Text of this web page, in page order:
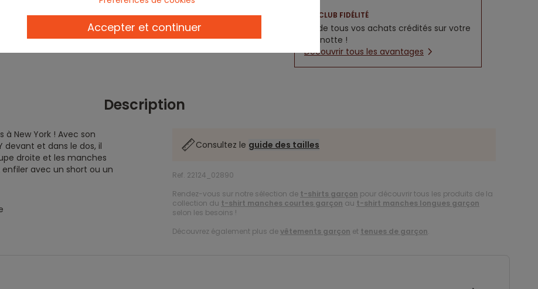
CLUB FIDÉLITÉ
5% de tous vos achats crédités sur votre
cagnotte !
Découvrir tous les avantages
Description
New York ! Avec son
devant et dans le dos, il
droite et les manches
enfiler avec un short ou un
Consultez le guide des tailles
Ref. 22124_02890
Rendez-vous sur notre sélection de t-shirts garçon pour découvrir tous les produits de la
collection du t-shirt manches courtes garçon au t-shirt manches longues garçon
selon les besoins !
Découvrez également plus devêtements garçon et tenues de garçon.
Accepter et continuer